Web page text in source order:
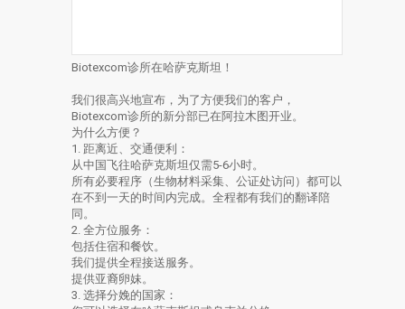
Biotexcom诊所在哈萨克斯坦！
我们很高兴地宣布，为了方便我们的客户，
Biotexcom诊所的新分部已在阿拉木图开业。
为什么方便？
1. 距离近、交通便利：
从中国飞往哈萨克斯坦仅需5-6小时。
所有必要程序（生物材料采集、公证处访问）都可以
在不到一天的时间内完成。全程都有我们的翻译陪
同。
2. 全方位服务：
包括住宿和餐饮。
我们提供全程接送服务。
提供亚裔卵妹。
3. 选择分娩的国家：